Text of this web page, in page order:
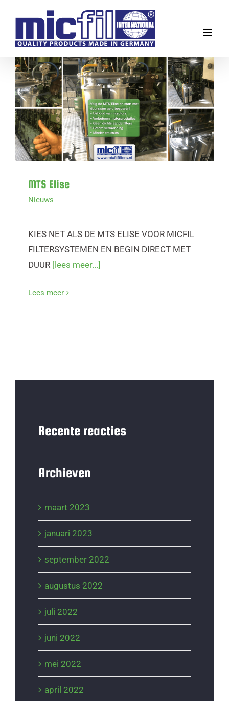
inhoud
MTS Elise
MTS Elise
Nieuws
KIES NET ALS DE MTS ELISE VOOR MICFIL
FILTERSYSTEMEN EN BEGIN DIRECT MET
DUUR [lees meer...]
Lees meer
Recente reacties
Archieven
maart 2023
januari 2023
september 2022
augustus 2022
juli 2022
juni 2022
mei 2022
april 2022